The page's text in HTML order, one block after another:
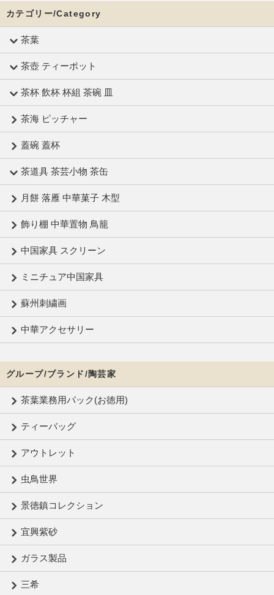
カテゴリー/Category
茶葉
茶壺 ティーポット
茶杯 飲杯 杯組 茶碗 皿
茶海 ピッチャー
蓋碗 蓋杯
茶道具 茶芸小物 茶缶
月餅 落雁 中華菓子 木型
飾り棚 中華置物 鳥籠
中国家具 スクリーン
ミニチュア中国家具
蘇州刺繍画
中華アクセサリー
グループ/ブランド/陶芸家
茶葉業務用パック(お徳用)
ティーバッグ
アウトレット
虫鳥世界
景徳鎮コレクション
宜興紫砂
ガラス製品
三希